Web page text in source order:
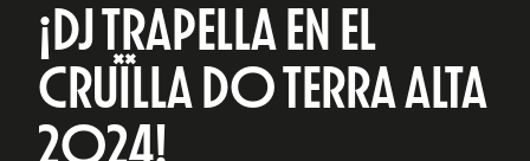
¡DJ TRAPELLA EN EL
CRUÏLLA DO TERRA ALTA
2024!